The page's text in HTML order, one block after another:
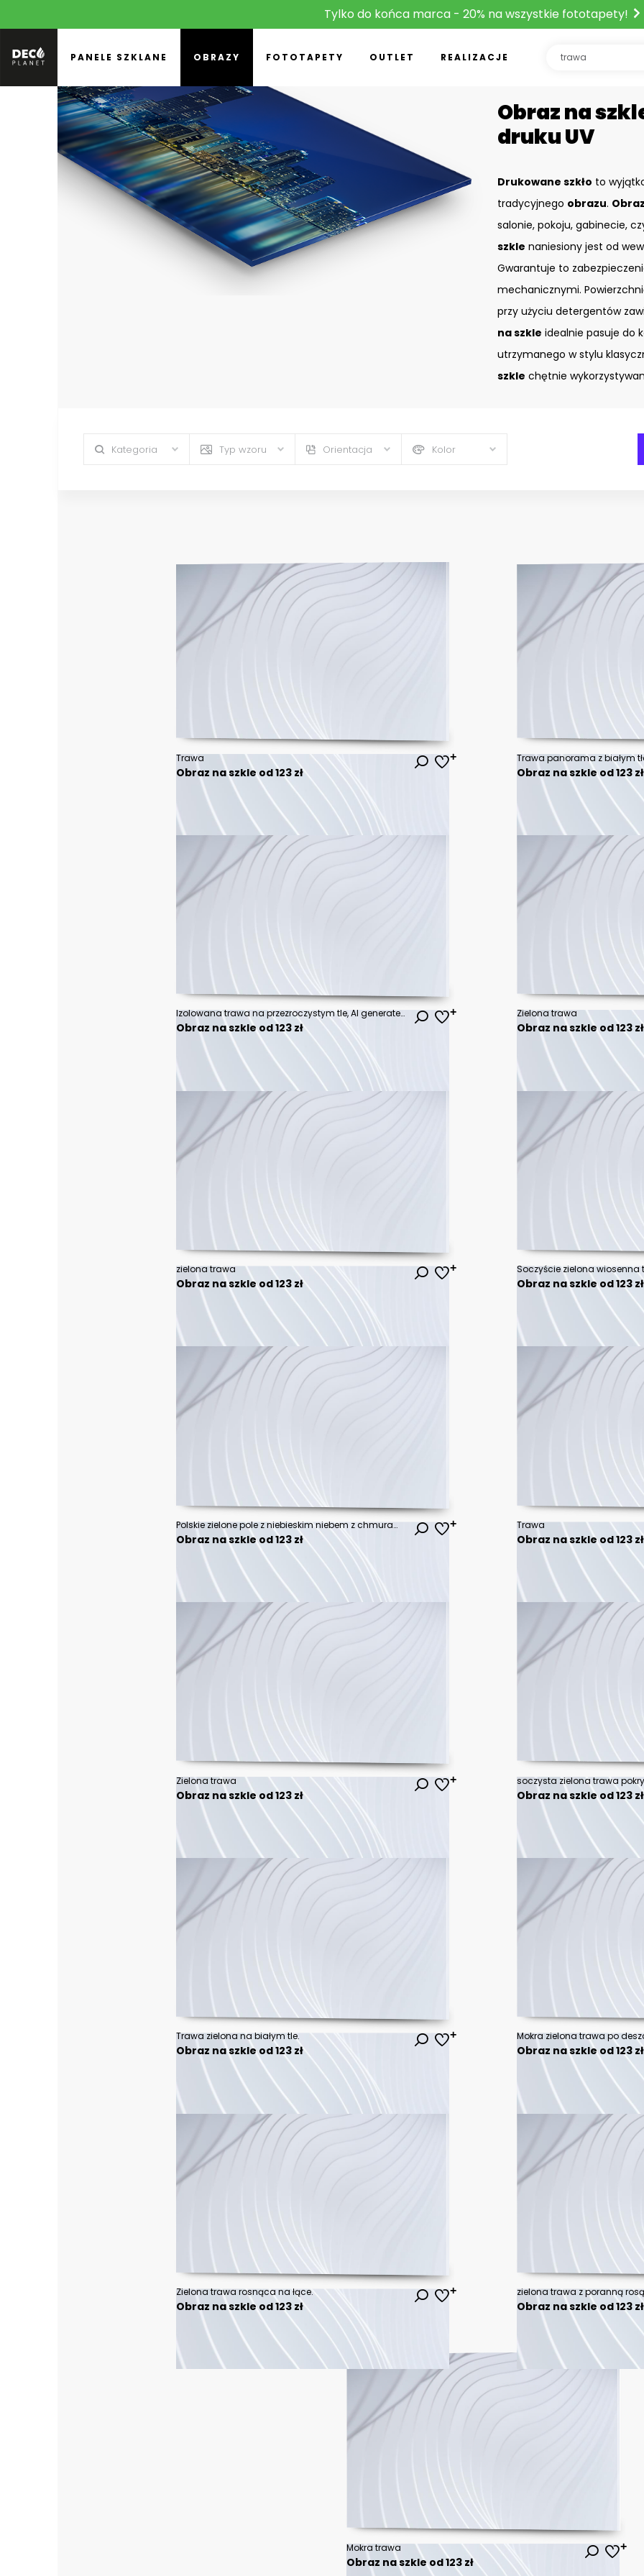
Tylko do końca marca - 20% na wszystkie fototapety!
PANELE SZKLANE OBRAZY FOTOTAPETY OUTLET REALIZACJE
Obraz na
druku UV
Drukowane szkło to
tradycyjnego obrazu.
salonie, pokoju, gabinecie,
szkle naniesiony jest od
Gwarantuje to
mechanicznymi.
przy użyciu detergentów
na szkle idealnie pasuje do
utrzymanego w stylu
szkle chętnie
Kategoria Typ wzoru Orientacja Kolor
Trawa
Obraz na szkle od 123 zł
Trawa panorama z białym
Obraz na szkle od 123 zł
Izolowana trawa na przezroczystym tle, AI generated.
Obraz na szkle od 123 zł
Zielona trawa
Obraz na szkle od 123 zł
zielona trawa
Obraz na szkle od 123 zł Obraz na szkle od 123 zł
Polskie zielone pole z niebieskim niebem z chmurami , krajobraz , lato
Obraz na szkle od 123 zł
Trawa
Obraz na szkle od 123 zł
Zielona trawa
Obraz na szkle od 123 zł
soczysta zielona trawa
Obraz na szkle od 123 zł
Trawa zielona na białym tle.
Obraz na szkle od 123 zł
Mokra zielona trawa po
Obraz na szkle od 123 zł
Zielona trawa rosnąca na łące.
Obraz na szkle od 123 zł Obraz na szkle od 123 zł
Mokra trawa
Obraz na szkle od 123 zł